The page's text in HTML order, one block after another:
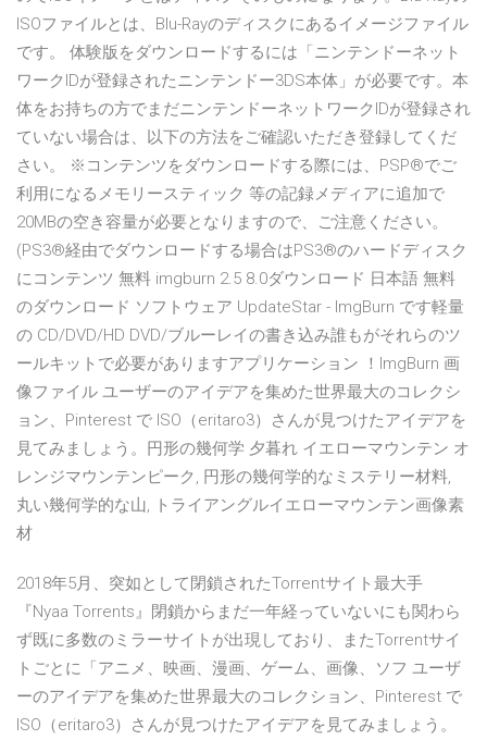
ISOファイルとは、Blu-Rayのディスクにあるイメージファイル
です。 体験版をダウンロードするには「ニンテンドーネット
ワークIDが登録されたニンテンドー3DS本体」が必要です。本
体をお持ちの方でまだニンテンドーネットワークIDが登録され
ていない場合は、以下の方法をご確認いただき登録してくだ
さい。 ※コンテンツをダウンロードする際には、PSP®でご
利用になるメモリースティック 等の記録メディアに追加で
20MBの空き容量が必要となりますので、ご注意ください。
(PS3®経由でダウンロードする場合はPS3®のハードディスク
にコンテンツ 無料 imgburn 2.5 8.0ダウンロード 日本語 無料
のダウンロード ソフトウェア UpdateStar - ImgBurn です軽量
の CD/DVD/HD DVD/ブルーレイの書き込み誰もがそれらのツ
ールキットで必要がありますアプリケーション ！ImgBurn 画
像ファイル ユーザーのアイデアを集めた世界最大のコレクシ
ョン、Pinterest で ISO（eritaro3）さんが見つけたアイデアを
見てみましょう。円形の幾何学 夕暮れ イエローマウンテン オ
レンジマウンテンピーク, 円形の幾何学的なミステリー材料,
丸い幾何学的な山, トライアングルイエローマウンテン画像素
材
2018年5月、突如として閉鎖されたTorrentサイト最大手
『Nyaa Torrents』閉鎖からまだ一年経っていないにも関わら
ず既に多数のミラーサイトが出現しており、またTorrentサイ
トごとに「アニメ、映画、漫画、ゲーム、画像、ソフ ユーザ
ーのアイデアを集めた世界最大のコレクション、Pinterest で
ISO（eritaro3）さんが見つけたアイデアを見てみましょう。